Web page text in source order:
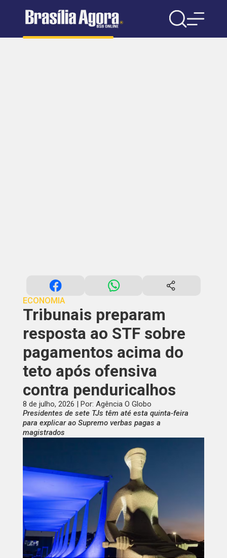
ECONOMIA
Tribunais preparam
resposta ao STF sobre
pagamentos acima do
teto após ofensiva
contra penduricalhos
8 de julho, 2026 | Por: Agência O Globo
Presidentes de sete TJs têm até esta quinta-feira
para explicar ao Supremo verbas pagas a
magistrados